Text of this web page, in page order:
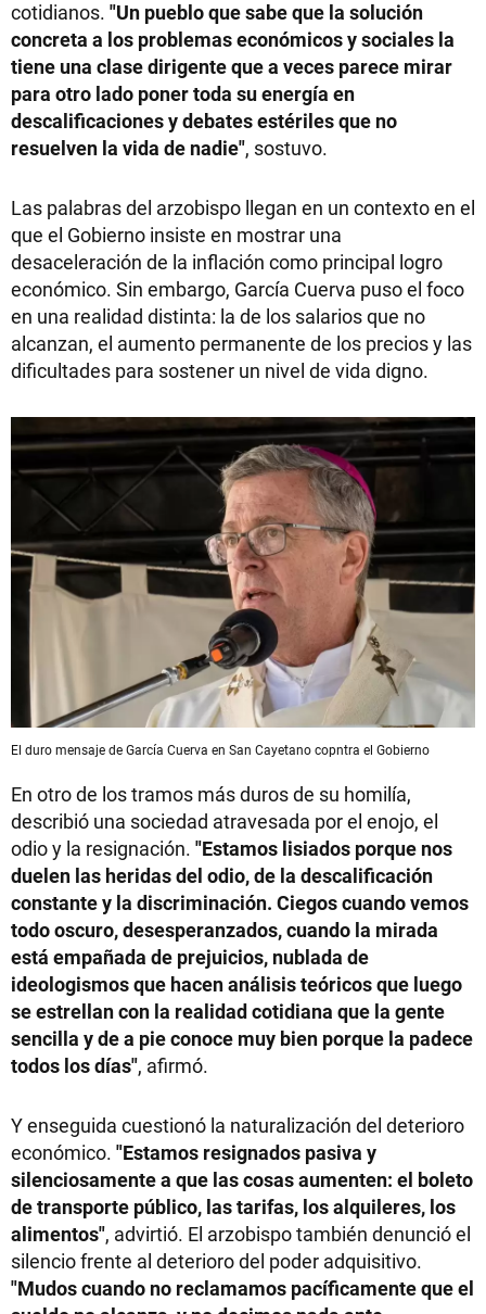
cotidianos. "Un pueblo que sabe que la solución
concreta a los problemas económicos y sociales la
tiene una clase dirigente que a veces parece mirar
para otro lado poner toda su energía en
descalificaciones y debates estériles que no
resuelven la vida de nadie", sostuvo.
Las palabras del arzobispo llegan en un contexto en el
que el Gobierno insiste en mostrar una
desaceleración de la inflación como principal logro
económico. Sin embargo, García Cuerva puso el foco
en una realidad distinta: la de los salarios que no
alcanzan, el aumento permanente de los precios y las
dificultades para sostener un nivel de vida digno.
El duro mensaje de García Cuerva en San Cayetano copntra el Gobierno
En otro de los tramos más duros de su homilía,
describió una sociedad atravesada por el enojo, el
odio y la resignación. "Estamos lisiados porque nos
duelen las heridas del odio, de la descalificación
constante y la discriminación. Ciegos cuando vemos
todo oscuro, desesperanzados, cuando la mirada
está empañada de prejuicios, nublada de
ideologismos que hacen análisis teóricos que luego
se estrellan con la realidad cotidiana que la gente
sencilla y de a pie conoce muy bien porque la padece
todos los días", afirmó.
Y enseguida cuestionó la naturalización del deterioro
económico. "Estamos resignados pasiva y
silenciosamente a que las cosas aumenten: el boleto
de transporte público, las tarifas, los alquileres, los
alimentos", advirtió. El arzobispo también denunció el
silencio frente al deterioro del poder adquisitivo.
"Mudos cuando no reclamamos pacíficamente que el